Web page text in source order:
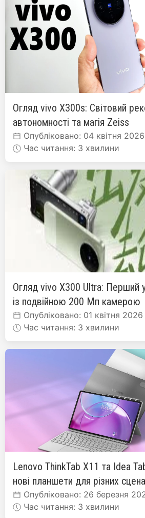
Огляд vivo X300s: Світовий
автономності та магія Zeiss
Опубліковано: 04 квітня 2026
Час читання: 3 хвилини
Огляд vivo X300 Ultra: Перший у
із подвійною 200 Мп камерою
Опубліковано: 01 квітня 2026
Час читання: 3 хвилини
Lenovo ThinkTab X11 та Idea
нові планшети для різних
Опубліковано: 26 березня
Час читання: 3 хвилини